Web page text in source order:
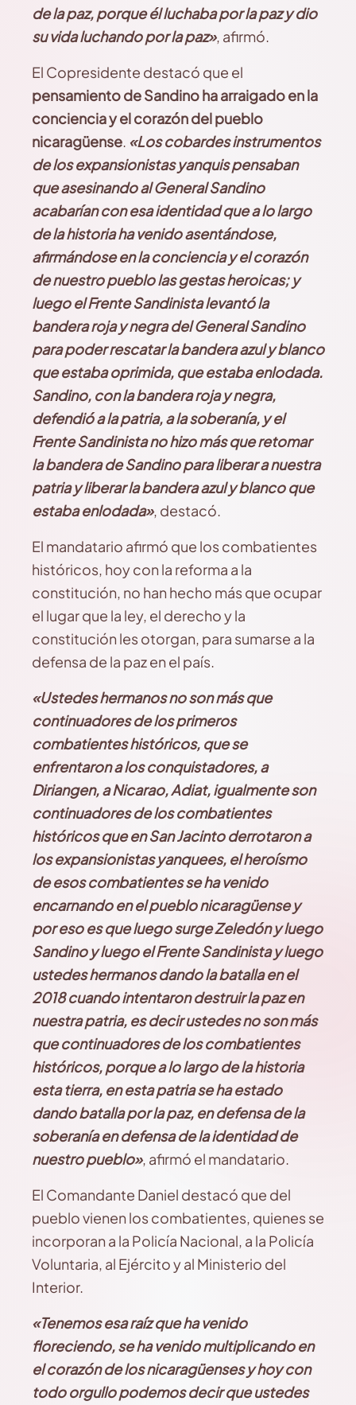
de la paz, porque él luchaba por la paz y dio
su vida luchando por la paz», afirmó.
El Copresidente destacó que el
pensamiento de Sandino ha arraigado en la
conciencia y el corazón del pueblo
nicaragüense. «Los cobardes instrumentos
de los expansionistas yanquis pensaban
que asesinando al General Sandino
acabarían con esa identidad que a lo largo
de la historia ha venido asentándose,
afirmándose en la conciencia y el corazón
de nuestro pueblo las gestas heroicas; y
luego el Frente Sandinista levantó la
bandera roja y negra del General Sandino
para poder rescatar la bandera azul y blanco
que estaba oprimida, que estaba enlodada.
Sandino, con la bandera roja y negra,
defendió a la patria, a la soberanía, y el
Frente Sandinista no hizo más que retomar
la bandera de Sandino para liberar a nuestra
patria y liberar la bandera azul y blanco que
estaba enlodada», destacó.
El mandatario afirmó que los combatientes
históricos, hoy con la reforma a la
constitución, no han hecho más que ocupar
el lugar que la ley, el derecho y la
constitución les otorgan, para sumarse a la
defensa de la paz en el país.
«Ustedes hermanos no son más que
continuadores de los primeros
combatientes históricos, que se
enfrentaron a los conquistadores, a
Diriangen, a Nicarao, Adiat, igualmente son
continuadores de los combatientes
históricos que en San Jacinto derrotaron a
los expansionistas yanquees, el heroísmo
de esos combatientes se ha venido
encarnando en el pueblo nicaragüense y
por eso es que luego surge Zeledón y luego
Sandino y luego el Frente Sandinista y luego
ustedes hermanos dando la batalla en el
2018 cuando intentaron destruir la paz en
nuestra patria, es decir ustedes no son más
que continuadores de los combatientes
históricos, porque a lo largo de la historia
esta tierra, en esta patria se ha estado
dando batalla por la paz, en defensa de la
soberanía en defensa de la identidad de
nuestro pueblo», afirmó el mandatario.
El Comandante Daniel destacó que del
pueblo vienen los combatientes, quienes se
incorporan a la Policía Nacional, a la Policía
Voluntaria, al Ejército y al Ministerio del
Interior.
«Tenemos esa raíz que ha venido
floreciendo, se ha venido multiplicando en
el corazón de los nicaragüenses y hoy con
todo orgullo podemos decir que ustedes